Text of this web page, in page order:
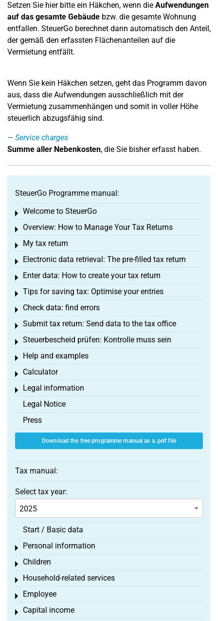
Setzen Sie hier bitte ein Häkchen, wenn die Aufwendungen
auf das gesamte Gebäude bzw. die gesamte Wohnung
entfallen. SteuerGo berechnet dann automatisch den Anteil,
der gemäß den erfassten Flächenanteilen auf die
Vermietung entfällt.
Wenn Sie kein Häkchen setzen, geht das Programm davon
aus, dass die Aufwendungen ausschließlich mit der
Vermietung zusammenhängen und somit in voller Höhe
steuerlich abzugsfähig sind.
Service charges
Summe aller Nebenkosten, die Sie bisher erfasst haben.
SteuerGo Programme manual:
Welcome to SteuerGo
Toggle menu
Overview: How to Manage Your Tax Returns
Toggle menu
My tax return
Toggle menu
Electronic data retrieval: The pre-filled tax return
Toggle menu
Enter data: How to create your tax return
Toggle menu
Tips for saving tax: Optimise your entries
Toggle menu
Check data: find errors
Toggle menu
Submit tax return: Send data to the tax office
Toggle menu
Steuerbescheid prüfen: Kontrolle muss sein
Toggle menu
Help and examples
Toggle menu
Calculator
Toggle menu
Legal information
Toggle menu
Legal Notice
Press
Download the free programme manual as a .pdf file
Tax manual:
Select tax year:
Start / Basic data
Personal information
Toggle menu
Children
Toggle menu
Household-related services
Toggle menu
Employee
Toggle menu
Capital income
Toggle menu